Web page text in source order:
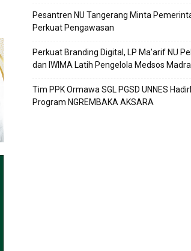
Pesantren NU Tangerang Minta
Perkuat Pengawasan
Perkuat Branding Digital, LP Ma’arif NU
dan IWIMA Latih Pengelola Medsos
Tim PPK Ormawa SGL PGSD UNNES
Program NGREMBAKA AKSARA